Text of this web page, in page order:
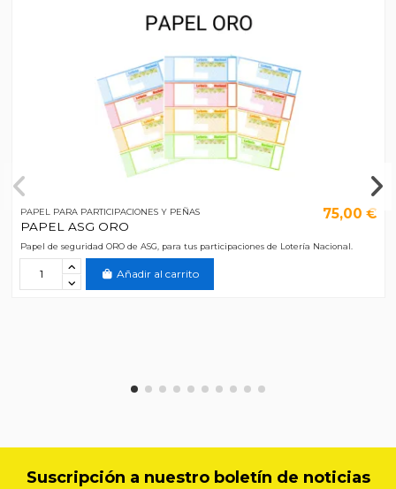
PAPEL PARA PARTICIPACIONES Y PEÑAS
PAPEL ASG ORO
75,00 €
Papel de seguridad ORO de ASG, para tus participaciones de Lotería Nacional.
Añadir al carrito
Suscripción a nuestro boletín de noticias